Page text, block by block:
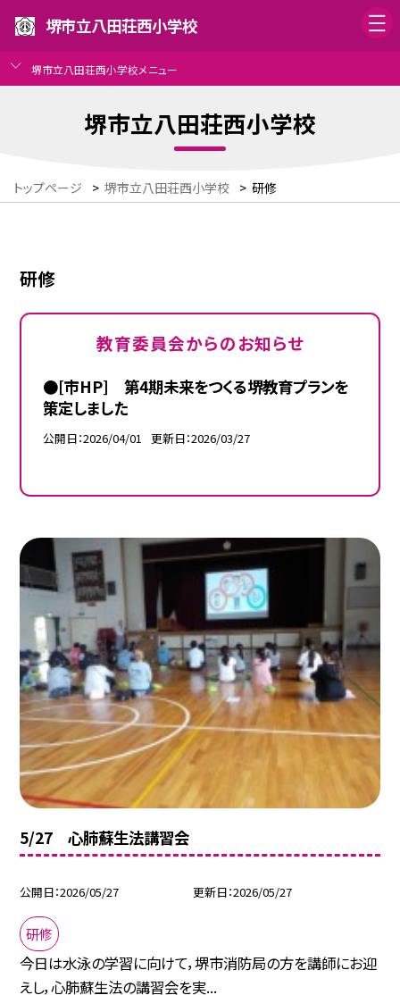
堺市立八田荘西小学校
堺市立八田荘西小学校メニュー
堺市立八田荘西小学校
トップページ > 堺市立八田荘西小学校 > 研修
研修
教育委員会からのお知らせ
●[市HP] 第4期未来をつくる堺教育プランを
策定しました
公開日 2026/04/01 更新日 2026/03/27
5/27 心肺蘇生法講習会
公開日 2026/05/27 更新日 2026/05/27
研修
今日は水泳の学習に向けて，堺市消防局の方を講師にお迎
えし，心肺蘇生法の講習会を実...